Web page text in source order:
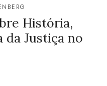
História,
da Justiça no